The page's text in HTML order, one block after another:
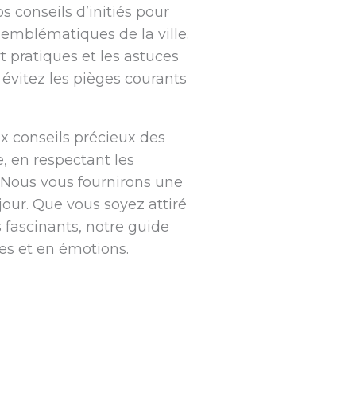
conseils d’initiés pour
de la ville.
pratiques et les astuces
les pièges courants
conseils précieux des
en respectant les
vous fournirons une
Que vous soyez attiré
fascinants, notre guide
et en émotions.